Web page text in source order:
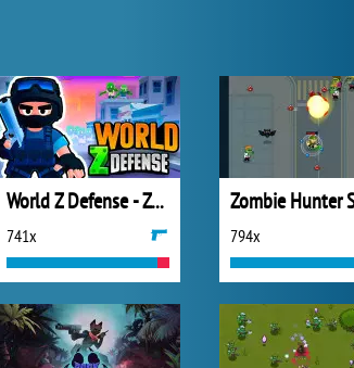
World Z Defense - Zombie Defense
741x 794x